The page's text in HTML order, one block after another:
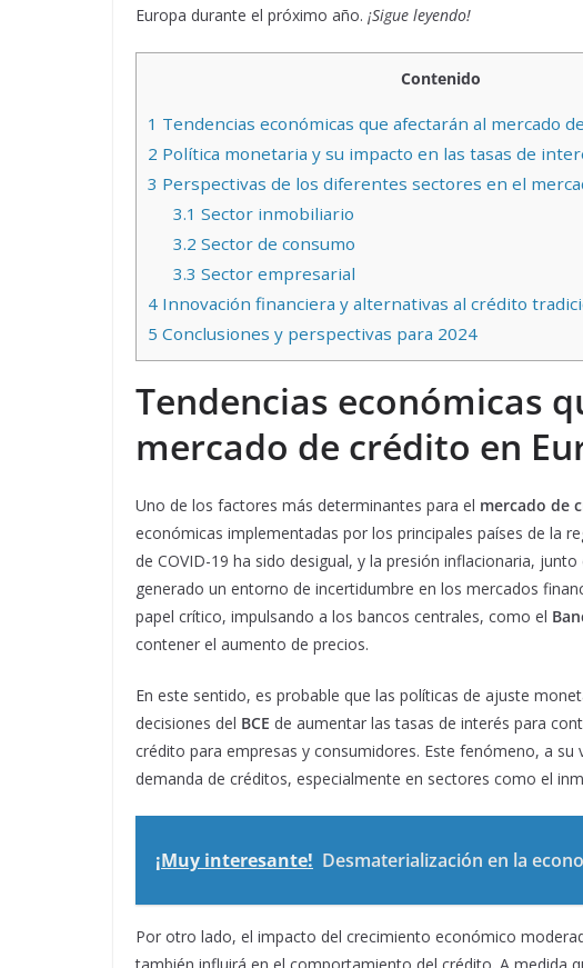
Europa durante el próximo año. ¡Sigue leyendo!
Contenido
1 Tendencias económicas que afectarán al mercado
2 Política monetaria y su impacto en las tasas de
3 Perspectivas de los diferentes sectores en el
3.1 Sector inmobiliario
3.2 Sector de consumo
3.3 Sector empresarial
4 Innovación financiera y alternativas al crédito
5 Conclusiones y perspectivas para 2024
Tendencias económicas
mercado de crédito en
Uno de los factores más determinantes para el mercado de
económicas implementadas por los principales países de la
de COVID-19 ha sido desigual, y la presión inflacionaria,
generado un entorno de incertidumbre en los mercados
papel crítico, impulsando a los bancos centrales, como el
contener el aumento de precios.
En este sentido, es probable que las políticas de ajuste
decisiones del BCE de aumentar las tasas de interés para
crédito para empresas y consumidores. Este fenómeno, a su
demanda de créditos, especialmente en sectores como el
¡Muy interesante! Desmaterialización en la
Por otro lado, el impacto del crecimiento económico